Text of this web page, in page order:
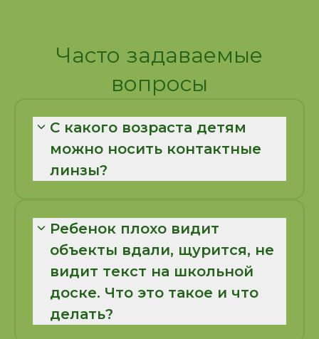
Часто задаваемые
вопросы
С какого возраста детям
можно носить контактные
линзы?
Подбираем контактные линзы линзы
деткам с рождения. До 5-6 лет
одевают, снимают и ухаживают за
линзами родители. Офтальмолог
подберет линзы и научит ими
пользоваться.
Ребенок плохо видит
объекты вдали, щурится, не
видит текст на школьной
доске. Что это такое и что
делать?